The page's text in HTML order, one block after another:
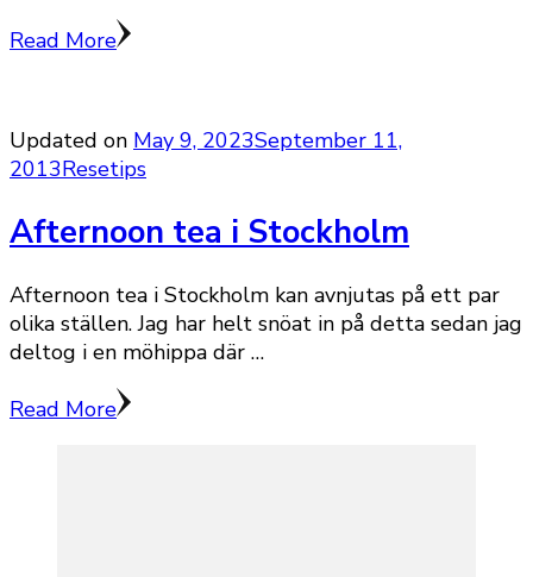
Read More
Updated on May 9, 2023September 11,
2013Resetips
Afternoon tea i Stockholm
Afternoon tea i Stockholm kan avnjutas på ett par
olika ställen. Jag har helt snöat in på detta sedan jag
deltog i en möhippa där …
Read More